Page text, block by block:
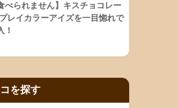
べられません】キスチョコレー
レイカラーアイズを一目惚れで
！
を探す